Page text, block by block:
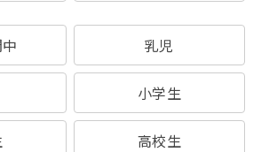
乳児
小学生
高校生